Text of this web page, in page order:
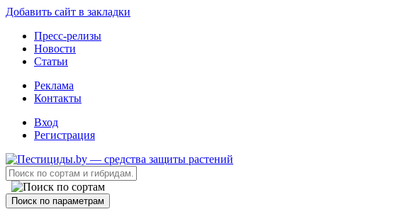
Добавить сайт в закладки
Пресс-релизы
Новости
Статьи
Реклама
Контакты
Вход
Регистрация
Поиск по параметрам